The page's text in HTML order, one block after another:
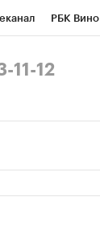
РБК Вино
11-12